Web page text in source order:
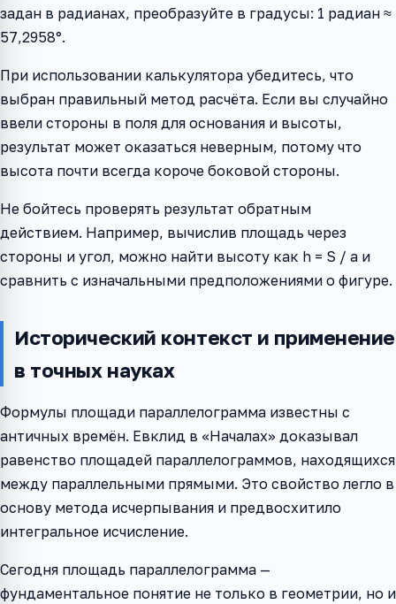
задан в радианах, преобразуйте в градусы: 1 радиан ≈
57,2958°.
При использовании калькулятора убедитесь, что
выбран правильный метод расчёта. Если вы случайно
ввели стороны в поля для основания и высоты,
результат может оказаться неверным, потому что
высота почти всегда короче боковой стороны.
Не бойтесь проверять результат обратным
действием. Например, вычислив площадь через
стороны и угол, можно найти высоту как h = S / a и
сравнить с изначальными предположениями о фигуре.
Исторический контекст и применение
в точных науках
Формулы площади параллелограмма известны с
античных времён. Евклид в «Началах» доказывал
равенство площадей параллелограммов, находящихся
между параллельными прямыми. Это свойство легло в
основу метода исчерпывания и предвосхитило
интегральное исчисление.
Сегодня площадь параллелограмма —
фундаментальное понятие не только в геометрии, но и